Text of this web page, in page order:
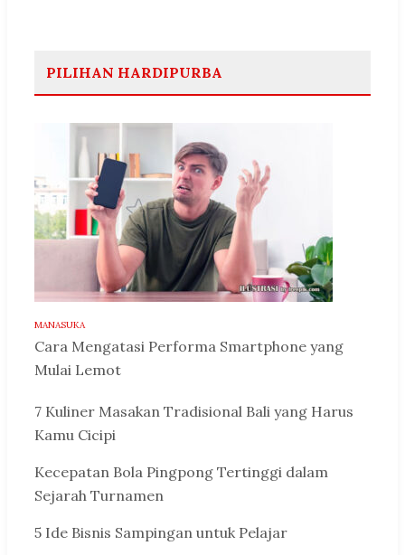
PILIHAN HARDIPURBA
MANASUKA
Cara Mengatasi Performa Smartphone yang
Mulai Lemot
7 Kuliner Masakan Tradisional Bali yang Harus
Kamu Cicipi
Kecepatan Bola Pingpong Tertinggi dalam
Sejarah Turnamen
5 Ide Bisnis Sampingan untuk Pelajar